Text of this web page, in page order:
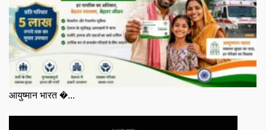
आयुष्मान भारत �...